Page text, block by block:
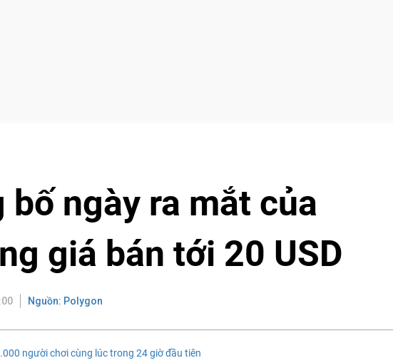
bố ngày ra mắt của
giá bán tới 20 USD
Nguồn: Polygon
người chơi cùng lúc trong 24 giờ đầu tiên